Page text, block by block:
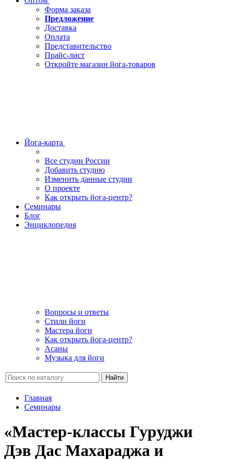
Форма заказа
Предложение
Доставка
Оплата
Представительство
Прайс-лист
Откройте магазин йога-товаров
Йога-карта
Все студии России
Добавить студию
Изменить данные студии
О проекте
Как открыть йога-центр?
Семинары
Блог
Энциклопедия
Вопросы и ответы
Стили йоги
Мастера йоги
Как открыть йога-центр?
Асаны
Музыка для йоги
Найти
Главная
Семинары
«Мастер-классы Гуруджи
Дэв Дас Махараджа и